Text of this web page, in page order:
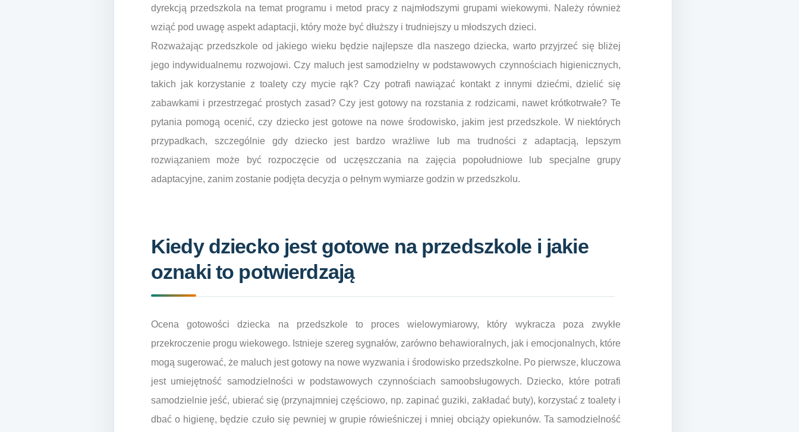
dyrekcją przedszkola na temat programu i metod pracy z najmłodszymi grupami wiekowymi. Należy również
wziąć pod uwagę aspekt adaptacji, który może być dłuższy i trudniejszy u młodszych dzieci.
Rozważając przedszkole od jakiego wieku będzie najlepsze dla naszego dziecka, warto przyjrzeć się bliżej
jego indywidualnemu rozwojowi. Czy maluch jest samodzielny w podstawowych czynnościach higienicznych,
takich jak korzystanie z toalety czy mycie rąk? Czy potrafi nawiązać kontakt z innymi dziećmi, dzielić się
zabawkami i przestrzegać prostych zasad? Czy jest gotowy na rozstania z rodzicami, nawet krótkotrwałe? Te
pytania pomogą ocenić, czy dziecko jest gotowe na nowe środowisko, jakim jest przedszkole. W niektórych
przypadkach, szczególnie gdy dziecko jest bardzo wrażliwe lub ma trudności z adaptacją, lepszym
rozwiązaniem może być rozpoczęcie od uczęszczania na zajęcia popołudniowe lub specjalne grupy
adaptacyjne, zanim zostanie podjęta decyzja o pełnym wymiarze godzin w przedszkolu.
Kiedy dziecko jest gotowe na przedszkole i jakie
oznaki to potwierdzają
Ocena gotowości dziecka na przedszkole to proces wielowymiarowy, który wykracza poza zwykłe
przekroczenie progu wiekowego. Istnieje szereg sygnałów, zarówno behawioralnych, jak i emocjonalnych, które
mogą sugerować, że maluch jest gotowy na nowe wyzwania i środowisko przedszkolne. Po pierwsze, kluczowa
jest umiejętność samodzielności w podstawowych czynnościach samoobsługowych. Dziecko, które potrafi
samodzielnie jeść, ubierać się (przynajmniej częściowo, np. zapinać guziki, zakładać buty), korzystać z toalety i
dbać o higienę, będzie czuło się pewniej w grupie rówieśniczej i mniej obciąży opiekunów. Ta samodzielność